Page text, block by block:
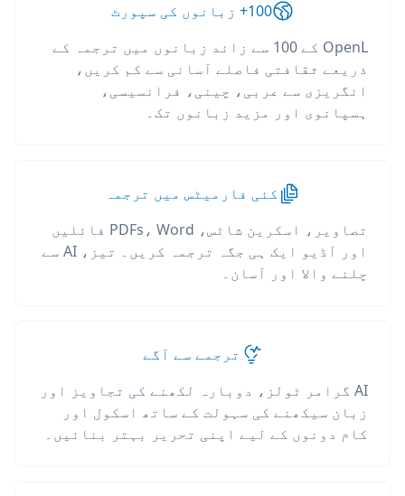
100+ زبانوں کی سپورٹ
OpenL کے 100 سے زائد زبانوں میں ترجمہ کے
ذریعے ثقافتی فاصلے آسانی سے کم کریں،
انگریزی سے عربی، چینی، فرانسیسی،
ہسپانوی اور مزید زبانوں تک۔
کئی فارمیٹس میں ترجمہ
تصاویر، اسکرین شاٹس، PDFs، Word فائلیں
اور آڈیو ایک ہی جگہ ترجمہ کریں۔ تیز، AI سے
چلنے والا اور آسان۔
ترجمے سے آگے
AI گرامر ٹولز، دوبارہ لکھنے کی تجاویز اور
زبان سیکھنے کی سہولت کے ساتھ اسکول اور
کام دونوں کے لیے اپنی تحریر بہتر بنائیں۔